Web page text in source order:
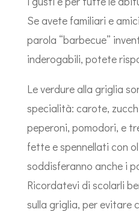
Se avete familiari e
parola “barbecue”
inderogabili, potete
Le verdure alla griglia
specialità: carote,
peperoni, pomodori, e
fette e spennellati con
soddisferanno anche i
Ricordatevi di scolarli
sulla griglia, per evitare